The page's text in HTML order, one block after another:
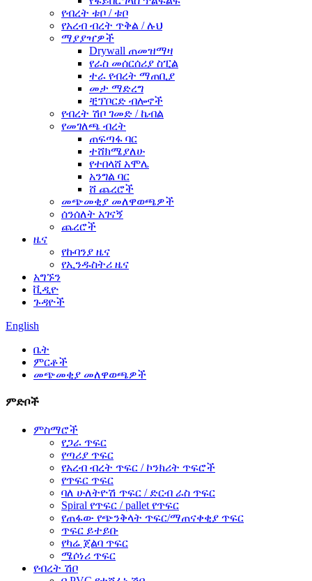
የብረት ቱቦ / ቱቦ
የአረብ ብረት ጥቅል / ሉህ
ማያያዣዎች
Drywall ጠመዝማዛ
የራስ መሰርሰሪያ ስፒል
ተራ የብረት ማጠቢያ
መታ ማድረግ
ቺፕቦርድ ብሎኖች
የብረት ሽቦ ገመድ / ኬብል
የመገለጫ ብረት
ጠፍጣፋ ባር
ተሸክሜያለሁ
የተበላሸ አሞሌ
አንግል ባር
ሸ ጨረሮች
መጭመቂያ መለዋወጫዎች
ሰንሰለት አገናኝ
ጨረሮች
ዜና
የኩባንያ ዜና
የኢንዱስትሪ ዜና
አግኙን
ቪዲዮ
ጉዳዮች
English
ቤት
ምርቶች
መጭመቂያ መለዋወጫዎች
ምድቦች
ምስማሮች
የጋራ ጥፍር
የጣሪያ ጥፍር
የአረብ ብረት ጥፍር / ኮንክሪት ጥፍሮች
የጥፍር ጥፍር
ባለ ሁለትዮሽ ጥፍር / ድርብ ራስ ጥፍር
Spiral የጥፍር / pallet የጥፍር
የጠፋው የጭንቅላት ጥፍር/ማጠናቀቂያ ጥፍር
ጥፍር ይተይቡ
የካሬ ጀልባ ጥፍር
ሜሶነሪ ጥፍር
የብረት ሽቦ